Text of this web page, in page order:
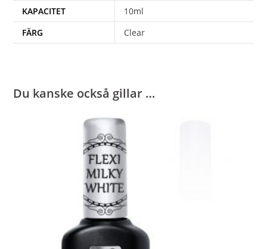
KAPACITET
10ml
FÄRG
Clear
Du kanske också gillar …